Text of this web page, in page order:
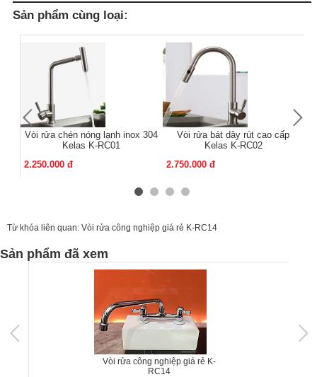
Sản phẩm cùng loại:
Vòi rửa chén nóng lạnh inox 304
Kelas K-RC01
2.250.000 đ
Vòi rửa bát dây rút cao cấp
Kelas K-RC02
2.750.000 đ
Từ khóa liên quan: Vòi rửa công nghiệp giá rẻ K-RC14
Sản phẩm đã xem
Vòi rửa công nghiệp giá rẻ K-
RC14